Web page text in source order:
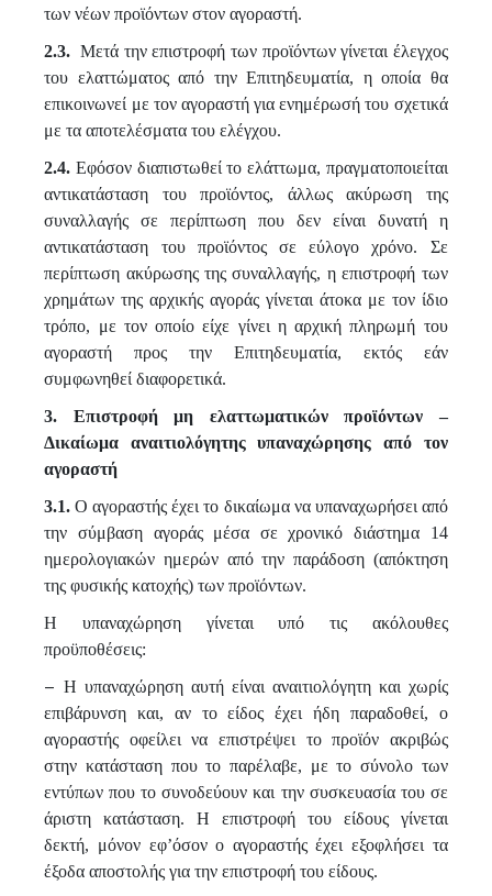
των νέων προϊόντων στον αγοραστή.
2.3. Μετά την επιστροφή των προϊόντων γίνεται έλεγχος
του ελαττώματος από την Επιτηδευματία, η οποία θα
επικοινωνεί με τον αγοραστή για ενημέρωσή του σχετικά
με τα αποτελέσματα του ελέγχου.
2.4. Εφόσον διαπιστωθεί το ελάττωμα, πραγματοποιείται
αντικατάσταση του προϊόντος, άλλως ακύρωση της
συναλλαγής σε περίπτωση που δεν είναι δυνατή η
αντικατάσταση του προϊόντος σε εύλογο χρόνο. Σε
περίπτωση ακύρωσης της συναλλαγής, η επιστροφή των
χρημάτων της αρχικής αγοράς γίνεται άτοκα με τον ίδιο
τρόπο, με τον οποίο είχε γίνει η αρχική πληρωμή του
αγοραστή προς την Επιτηδευματία, εκτός εάν
συμφωνηθεί διαφορετικά.
3. Επιστροφή μη ελαττωματικών προϊόντων –
Δικαίωμα αναιτιολόγητης υπαναχώρησης από τον
αγοραστή
3.1.Ο αγοραστής έχει το δικαίωμα να υπαναχωρήσει από
την σύμβαση αγοράς μέσα σε χρονικό διάστημα 14
ημερολογιακών ημερών από την παράδοση (απόκτηση
της φυσικής κατοχής) των προϊόντων.
Η υπαναχώρηση γίνεται υπό τις ακόλουθες
προϋποθέσεις:
–Η υπαναχώρηση αυτή είναι αναιτιολόγητη και χωρίς
επιβάρυνση και, αν το είδος έχει ήδη παραδοθεί, ο
αγοραστής οφείλει να επιστρέψει το προϊόν ακριβώς
στην κατάσταση που το παρέλαβε, με το σύνολο των
εντύπων που το συνοδεύουν και την συσκευασία του σε
άριστη κατάσταση. Η επιστροφή του είδους γίνεται
δεκτή, μόνον εφ’όσον ο αγοραστής έχει εξοφλήσει τα
έξοδα αποστολής για την επιστροφή του είδους.